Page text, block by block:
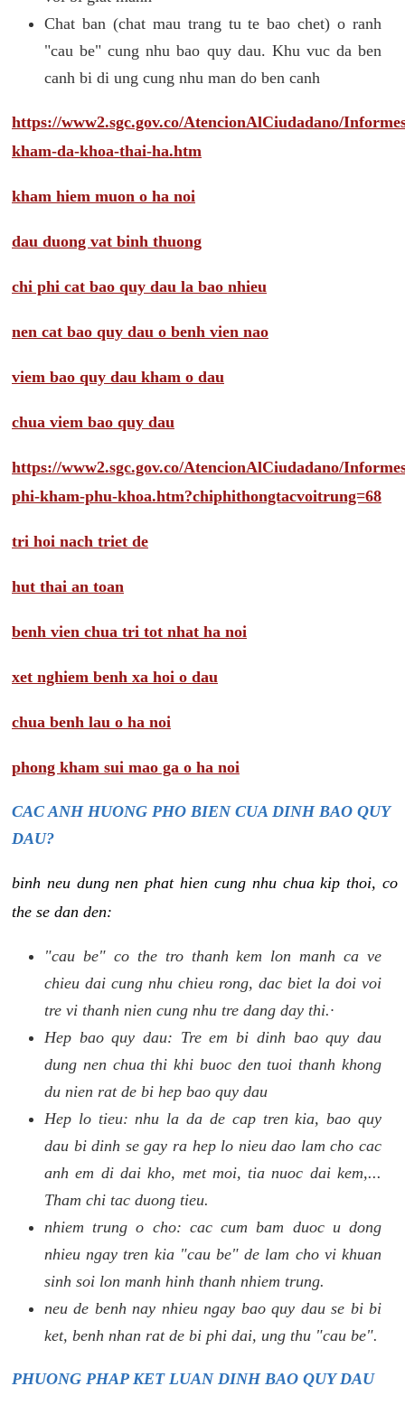
Chat ban (chat mau trang tu te bao chet) o ranh
"cau be" cung nhu bao quy dau. Khu vuc da ben
canh bi di ung cung nhu man do ben canh
https://www2.sgc.gov.co/AtencionAlCiudadano/
kham-da-khoa-thai-ha.htm
kham hiem muon o ha noi
dau duong vat binh thuong
chi phi cat bao quy dau la bao nhieu
nen cat bao quy dau o benh vien nao
viem bao quy dau kham o dau
chua viem bao quy dau
https://www2.sgc.gov.co/AtencionAlCiudadano/
phi-kham-phu-khoa.htm?chiphithongtacvoitrung=68
tri hoi nach triet de
hut thai an toan
benh vien chua tri tot nhat ha noi
xet nghiem benh xa hoi o dau
chua benh lau o ha noi
phong kham sui mao ga o ha noi
CAC ANH HUONG PHO BIEN CUA DINH BAO QUY
DAU?
binh neu dung nen phat hien cung nhu chua kip thoi, co
the se dan den:
"cau be" co the tro thanh kem lon manh ca ve
chieu dai cung nhu chieu rong, dac biet la doi voi
tre vi thanh nien cung nhu tre dang day thi.·
Hep bao quy dau: Tre em bi dinh bao quy dau
dung nen chua thi khi buoc den tuoi thanh khong
du nien rat de bi hep bao quy dau
Hep lo tieu: nhu la da de cap tren kia, bao quy
dau bi dinh se gay ra hep lo nieu dao lam cho cac
anh em di dai kho, met moi, tia nuoc dai kem,...
Tham chi tac duong tieu.
nhiem trung o cho: cac cum bam duoc u dong
nhieu ngay tren kia "cau be" de lam cho vi khuan
sinh soi lon manh hinh thanh nhiem trung.
neu de benh nay nhieu ngay bao quy dau se bi bi
ket, benh nhan rat de bi phi dai, ung thu "cau be".
PHUONG PHAP KET LUAN DINH BAO QUY DAU